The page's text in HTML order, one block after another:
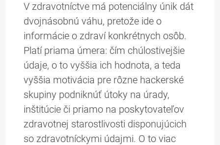
V zdravotníctve má potenciálny únik dát
dvojnásobnú váhu, pretože ide o
informácie o zdraví konkrétnych osôb.
Platí priama úmera: čím chúlostivejšie
údaje, o to vyššia ich hodnota, a teda
vyššia motivácia pre rôzne hackerské
skupiny podniknúť útoky na úrady,
inštitúcie či priamo na poskytovateľov
zdravotnej starostlivosti disponujúcich
so zdravotníckymi údajmi. O to viac